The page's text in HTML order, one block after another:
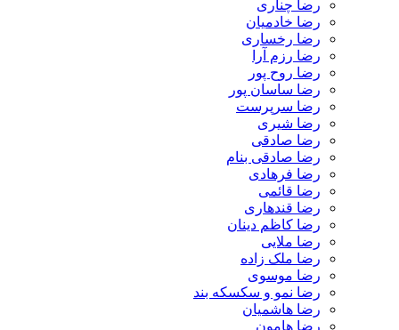
رضا چناری
رضا خادمیان
رضا رخساری
رضا رزم آرا
رضا روح پور
رضا ساسان پور
رضا سرپرست
رضا شیری
رضا صادقی
رضا صادقی بنام
رضا فرهادی
رضا قائمی
رضا قندهاری
رضا کاظم دینان
رضا ملایی
رضا ملک زاده
رضا موسوی
رضا نمو و سکسکه بند
رضا هاشمیان
رضا هامون